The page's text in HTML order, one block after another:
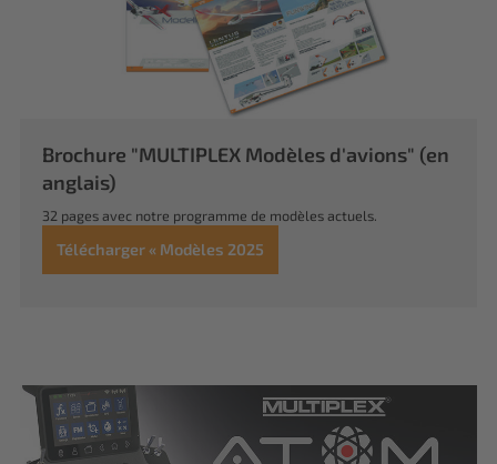
Brochure "MULTIPLEX Modèles d'avions" (en
anglais)
32 pages avec notre programme de modèles actuels.
Télécharger « Modèles 2025